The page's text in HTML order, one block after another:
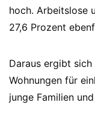
hoch. Arbeitslose
27,6 Prozent
Daraus ergibt
Wohnungen für
junge Familien